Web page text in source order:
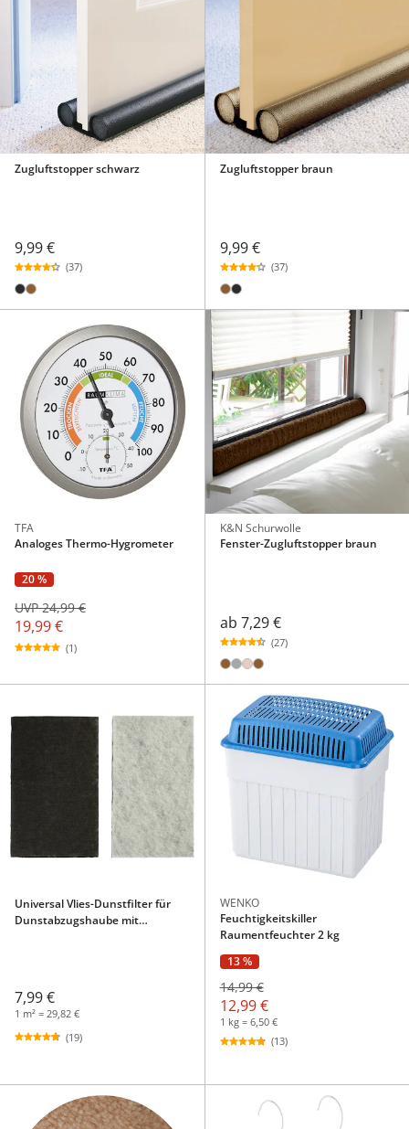
Zugluftstopper schwarz
9,99 €
(37)
Zugluftstopper braun
9,99 €
(37)
TFA
Analoges Thermo-Hygrometer
20 %
19,99 €
UVP 24,99 €
(1)
K&N Schurwolle
Fenster-Zugluftstopper braun
ab 7,29 €
(27)
Universal Vlies-Dunstfilter für
Dunstabzugshaube mit
7,99 €
1 m² = 29,82 €
(19)
WENKO
Feuchtigkeitskiller
Raumentfeuchter 2 kg
13 %
14,99 €
12,99 €
1 kg = 6,50 €
(13)